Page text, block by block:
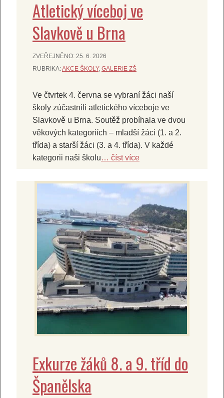
Atletický víceboj ve
Slavkově u Brna
ZVEŘEJNĚNO: 25. 6. 2026
RUBRIKA:AKCE ŠKOLY, GALERIE ZŠ
Ve čtvrtek 4. června se vybraní žáci naší
školy zúčastnili atletického víceboje ve
Slavkově u Brna. Soutěž probíhala ve dvou
věkových kategoriích – mladší žáci (1. a 2.
třída) a starší žáci (3. a 4. třída). V každé
kategorii naši školu… číst více
Exkurze žáků 8. a 9. tříd do
Španělska